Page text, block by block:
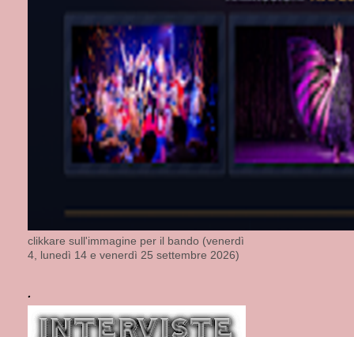
clikkare sull'immagine per il bando (venerdì
4, lunedì 14 e venerdì 25 settembre 2026)
.